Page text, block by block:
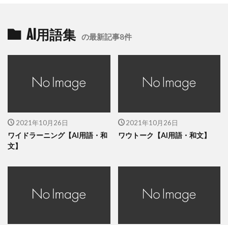
AI用語集 の最新記事8件
2021年10月26日
ワイドラーニング【AI用語・和
文】
2021年10月26日
ワウトーク【AI用語・和文】